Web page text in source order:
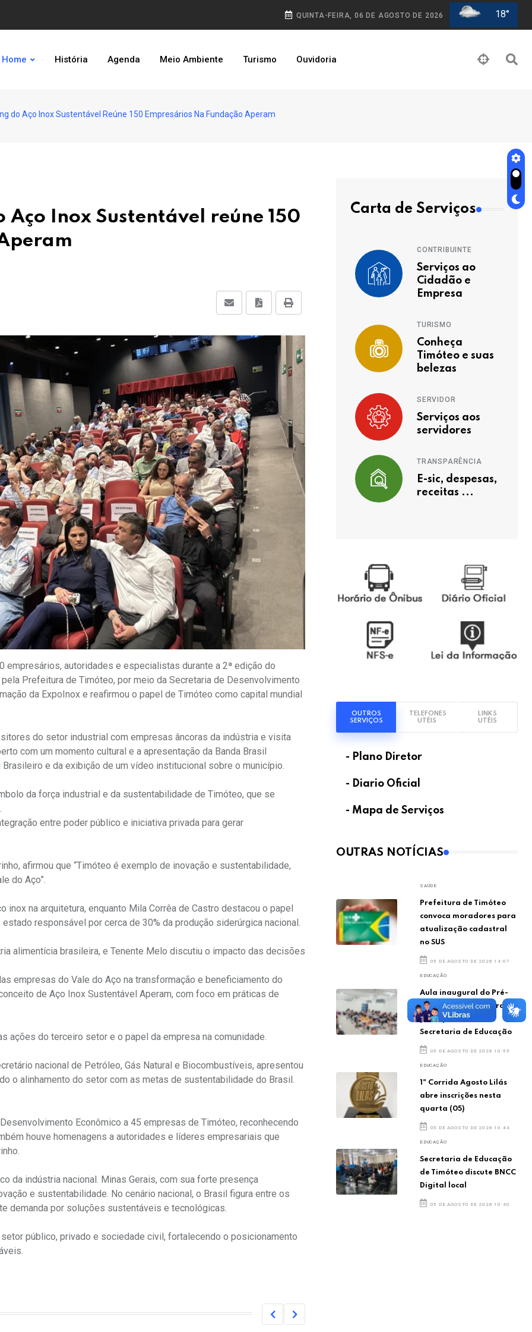
QUINTA-FEIRA, 06 DE AGOSTO DE 2026 18°
Home História Agenda Meio Ambiente Turismo Ouvidoria
do Aço Inox Sustentável Reúne 150 Empresários Na Fundação Aperam
Inox Sustentável reúne 150
empresários, autoridades e especialistas durante a 2ª edição do
Prefeitura de Timóteo, por meio da Secretaria de Desenvolvimento
da ExpoInox e reafirmou o papel de Timóteo como capital mundial
do setor industrial com empresas âncoras da indústria e visita
com um momento cultural e a apresentação da Banda Brasil
e da exibição de um vídeo institucional sobre o município.
da força industrial e da sustentabilidade de Timóteo, que se
entre poder público e iniciativa privada para gerar
afirmou que “Timóteo é exemplo de inovação e sustentabilidade,
do Aço”.
na arquitetura, enquanto Mila Corrêa de Castro destacou o papel
responsável por cerca de 30% da produção siderúrgica nacional.
alimentícia brasileira, e Tenente Melo discutiu o impacto das decisões
empresas do Vale do Aço na transformação e beneficiamento do
de Aço Inox Sustentável Aperam, com foco em práticas de
ações do terceiro setor e o papel da empresa na comunidade.
nacional de Petróleo, Gás Natural e Biocombustíveis, apresentou
o alinhamento do setor com as metas de sustentabilidade do Brasil.
Econômico a 45 empresas de Timóteo, reconhecendo
houve homenagens a autoridades e líderes empresariais que
da indústria nacional. Minas Gerais, com sua forte presença
e sustentabilidade. No cenário nacional, o Brasil figura entre os
demanda por soluções sustentáveis e tecnológicas.
público, privado e sociedade civil, fortalecendo o posicionamento
Carta de Serviços
CONTRIBUINTE
Serviços ao
Cidadão e
Empresa
TURISMO
Conheça
Timóteo e suas
belezas
SERVIDOR
Serviços aos
servidores
TRANSPARÊNCIA
E-sic, despesas,
receitas ...
OUTROS
SERVIÇOS
TELEFONES
UTÉIS
LINKS
UTÉIS
- Plano Diretor
- Diario Oficial
- Mapa de Serviços
OUTRAS NOTÍCIAS
SAÚDE
Prefeitura de Timóteo
convoca moradores para
atualização cadastral
no SUS
05 DE AGOSTO DE 2026 14:07
EDUCAÇÃO
Aula inaugural do Pré-
CEFET será na quadra
poliesportiva da
Secretaria de Educação
05 DE AGOSTO DE 2026 10:55
EDUCAÇÃO
1ª Corrida Agosto Lilás
abre inscrições nesta
quarta (05)
05 DE AGOSTO DE 2026 10:44
EDUCAÇÃO
Secretaria de Educação
de Timóteo discute BNCC
Digital local
05 DE AGOSTO DE 2026 10:40